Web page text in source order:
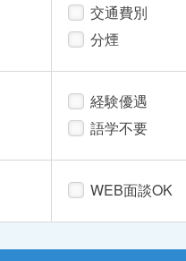
交通費別
分煙
経験優遇
語学不要
WEB面談OK